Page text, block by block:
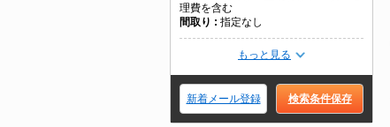
理費を含む
間取り
指定なし
もっと見る
新着メール登録 検索条件保存